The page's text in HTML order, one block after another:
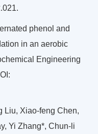
phenol and
in an aerobic
Engineering
Liu, Xiao-feng Chen,
Yi Zhang*, Chun-li